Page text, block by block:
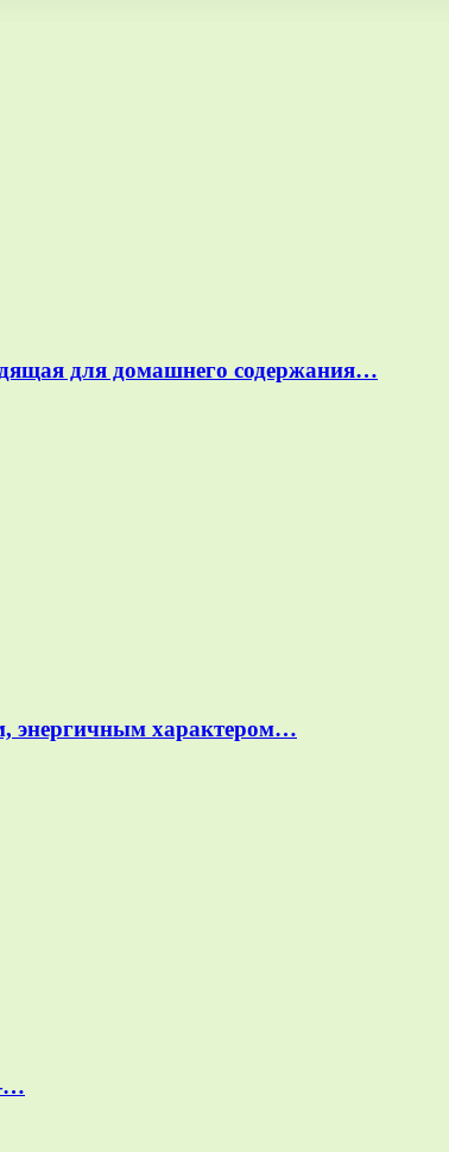
для домашнего содержания…
энергичным характером…